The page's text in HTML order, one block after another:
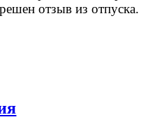
отзыв из отпуска.